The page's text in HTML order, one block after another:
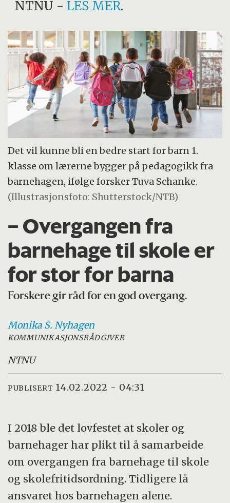
NTNU - LES MER.
Det vil kunne bli en bedre start for barn 1.
klasse om lærerne bygger på pedagogikk fra
barnehagen, ifølge forsker Tuva Schanke.
(Illustrasjonsfoto: Shutterstock/NTB)
– Overgangen fra
barnehage til skole er
for stor for barna
Forskere gir råd for en god overgang.
Monika S. Nyhagen
KOMMUNIKASJONSRÅDGIVER
NTNU
PUBLISERT 14.02.2022 - 04:31
I 2018 ble det lovfestet at skoler og
barnehager har plikt til å samarbeide
om overgangen fra barnehage til skole
og skolefritidsordning. Tidligere lå
ansvaret hos barnehagen alene.